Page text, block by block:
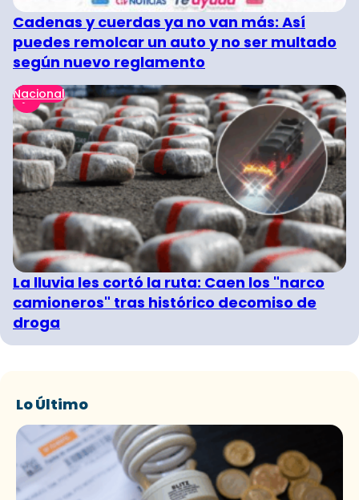
Cadenas y cuerdas ya no van más: Así
puedes remolcar un auto y no ser multado
según nuevo reglamento
Nacional
La lluvia les cortó la ruta: Caen los "narco
camioneros" tras histórico decomiso de
droga
Lo Último